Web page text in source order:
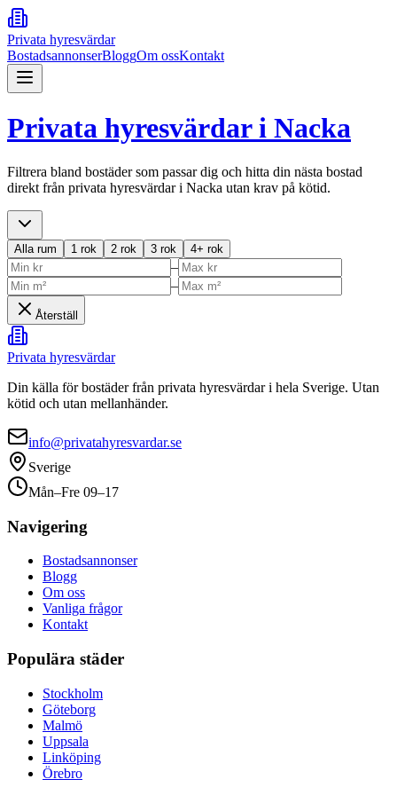
Privata hyresvärdar
BostadsannonserBloggOm ossKontakt
Privata hyresvärdar i Nacka
Filtrera bland bostäder som passar dig och hitta din nästa bostad
direkt från privata hyresvärdar i Nacka utan krav på kötid.
Alla rum 1 rok 2 rok 3 rok 4+ rok
–
–
Återställ
Privata hyresvärdar
Din källa för bostäder från privata hyresvärdar i hela Sverige. Utan
kötid och utan mellanhänder.
info@privatahyresvardar.se
Sverige
Mån–Fre 09–17
Navigering
Bostadsannonser
Blogg
Om oss
Vanliga frågor
Kontakt
Populära städer
Stockholm
Göteborg
Malmö
Uppsala
Linköping
Örebro